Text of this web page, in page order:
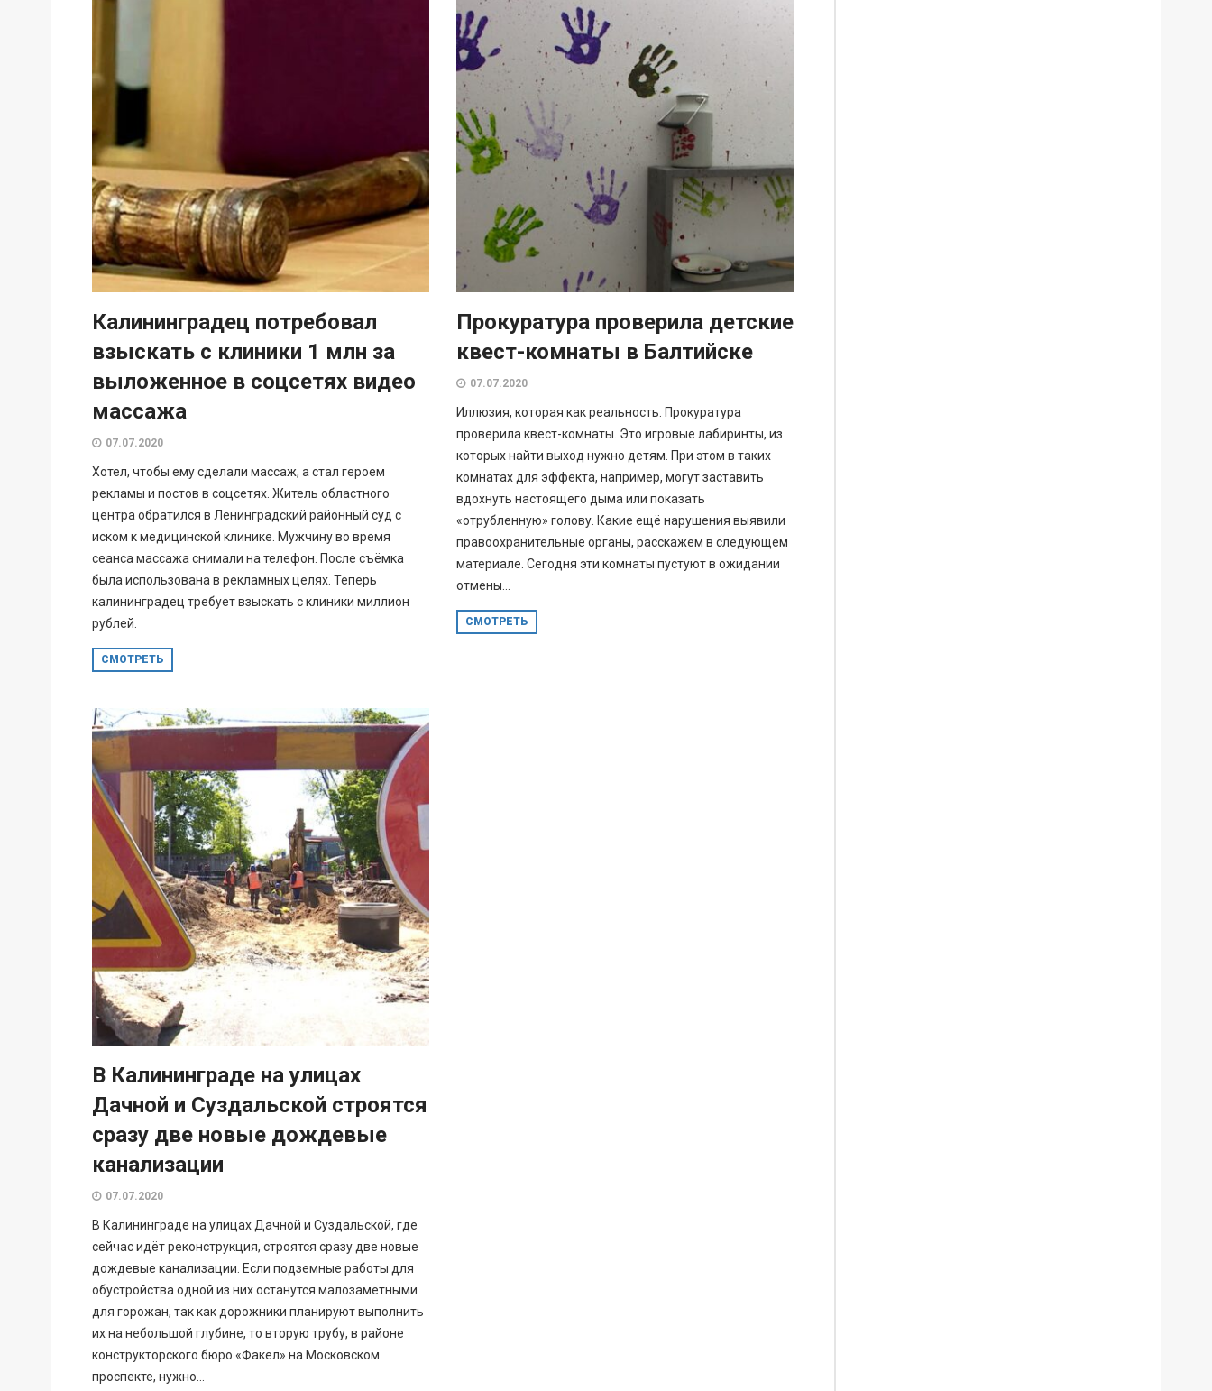
Калининградец потребовал
взыскать с клиники 1 млн за
выложенное в соцсетях видео
массажа
07.07.2020
Хотел, чтобы ему сделали массаж, а стал героем
рекламы и постов в соцсетях. Житель областного
центра обратился в Ленинградский районный суд с
иском к медицинской клинике. Мужчину во время
сеанса массажа снимали на телефон. После съёмка
была использована в рекламных целях. Теперь
калининградец требует взыскать с клиники миллион
рублей.
СМОТРЕТЬ
Прокуратура проверила детские
квест-комнаты в Балтийске
07.07.2020
Иллюзия, которая как реальность. Прокуратура
проверила квест-комнаты. Это игровые лабиринты, из
которых найти выход нужно детям. При этом в таких
комнатах для эффекта, например, могут заставить
вдохнуть настоящего дыма или показать
«отрубленную» голову. Какие ещё нарушения выявили
правоохранительные органы, расскажем в следующем
материале. Сегодня эти комнаты пустуют в ожидании
отмены...
СМОТРЕТЬ
В Калининграде на улицах
Дачной и Суздальской строятся
сразу две новые дождевые
канализации
07.07.2020
В Калининграде на улицах Дачной и Суздальской, где
сейчас идёт реконструкция, строятся сразу две новые
дождевые канализации. Если подземные работы для
обустройства одной из них останутся малозаметными
для горожан, так как дорожники планируют выполнить
их на небольшой глубине, то вторую трубу, в районе
конструкторского бюро «Факел» на Московском
проспекте, нужно...